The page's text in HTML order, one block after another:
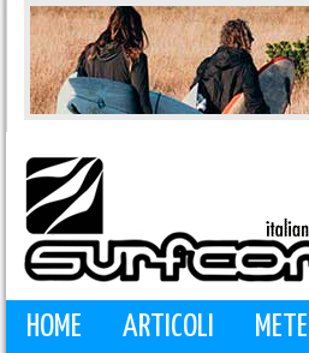
HOME ARTICOLI